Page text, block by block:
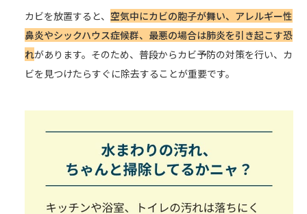
カビを放置すると、 空気中にカビの胞子が舞い、アレルギー性
鼻炎やシックハウス症候群、最悪の場合は肺炎を引き起こす恐
れがあります。そのため、普段からカビ予防の対策を行い、カ
ビを見つけたらすぐに除去することが重要です。